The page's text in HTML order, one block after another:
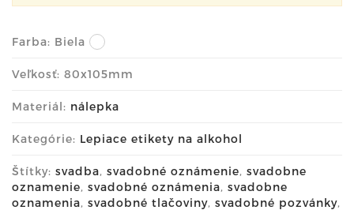
Farba: Biela
Veľkosť: 80x105mm
Materiál: nálepka
Kategórie: Lepiace etikety na alkohol
Štítky: svadba, svadobné oznámenie, svadobne
oznamenie, svadobné oznámenia, svadobne
oznamenia, svadobné tlačoviny, svadobné pozvánky,